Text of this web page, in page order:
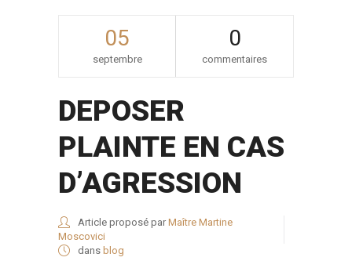
05
septembre
0
commentaires
DEPOSER
PLAINTE EN CAS
D’AGRESSION
Article proposé par Maître Martine
Moscovici
dans blog